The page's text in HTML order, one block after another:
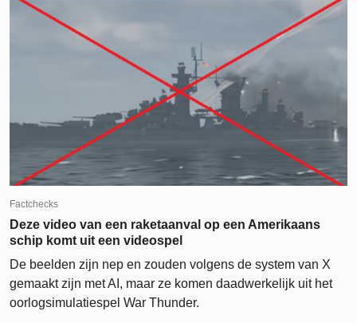
Factchecks
Deze video van een raketaanval op een Amerikaans
schip komt uit een videospel
De beelden zijn nep en zouden volgens de system van X
gemaakt zijn met AI, maar ze komen daadwerkelijk uit het
oorlogsimulatiespel War Thunder.